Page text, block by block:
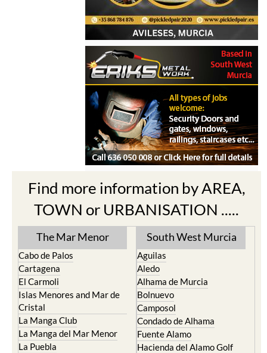
Find more information by AREA,
TOWN or URBANISATION .....
The Mar Menor
Cabo de Palos
Cartagena
El Carmoli
Islas Menores and Mar de
Cristal
La Manga Club
La Manga del Mar Menor
La Puebla
South West Murcia
Aguilas
Aledo
Alhama de Murcia
Bolnuevo
Camposol
Condado de Alhama
Fuente Alamo
Hacienda del Alamo Golf